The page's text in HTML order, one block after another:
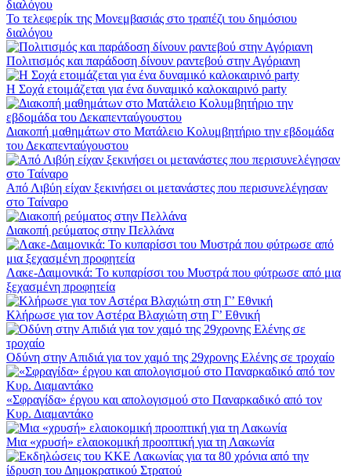
Το τελεφερίκ της Μονεμβασιάς στο τραπέζι του δημόσιου
διαλόγου
Πολιτισμός και παράδοση δίνουν ραντεβού στην Αγόριανη
Η Σοχά ετοιμάζεται για ένα δυναμικό καλοκαιρινό party
Διακοπή μαθημάτων στο Ματάλειο Κολυμβητήριο την εβδομάδα
του Δεκαπενταύγουστου
Από Λιβύη είχαν ξεκινήσει οι μετανάστες που περισυνελέγησαν
στο Ταίναρο
Διακοπή ρεύματος στην Πελλάνα
Λακε-Δαιμονικά: Το κυπαρίσσι του Μυστρά που φύτρωσε από μια
ξεχασμένη προφητεία
Κλήρωσε για τον Αστέρα Βλαχιώτη στη Γ’ Εθνική
Οδύνη στην Απιδιά για τον χαμό της 29χρονης Ελένης σε τροχαίο
«Σφραγίδα» έργου και απολογισμού στο Παναρκαδικό από τον
Κυρ. Διαμαντάκο
Μια «χρυσή» ελαιοκομική προοπτική για τη Λακωνία